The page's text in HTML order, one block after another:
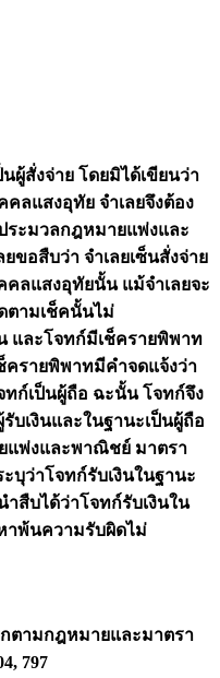
ผู้สั่งจ่าย โดยมิได้เขียนว่า
ลแสงอุทัย จำเลยจึงต้อง
ระมวลกฎหมายแพ่งและ
ขอสืบว่า จำเลยเซ็นสั่งจ่าย
ลแสงอุทัยนั้น แม้จำเลยจะ
ตามเช็คนั้นไม่
และโจทก์มีเช็ครายพิพาท
ครายพิพาทมีคำจดแจ้งว่า
ทก์เป็นผู้ถือ ฉะนั้น โจทก์จึง
บเงินและในฐานะเป็นผู้ถือ
แพ่งและพาณิชย์ มาตรา
บุว่าโจทก์รับเงินในฐานะ
สืบได้ว่าโจทก์รับเงินใน
าพ้นความรับผิดไม่
ตามกฎหมายและมาตรา
797